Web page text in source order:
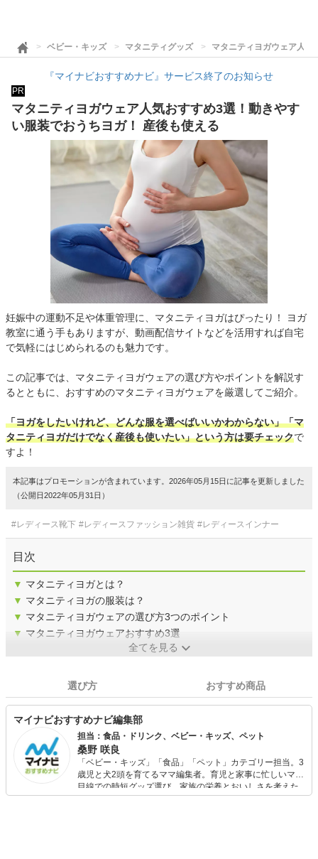
ベビー・キッズ マタニティグッズ マタニティヨガウェア人
『マイナビおすすめナビ』サービス終了のお知らせ
PR
マタニティヨガウェア人気おすすめ3選！動きやす
い服装でおうちヨガ！ 産後も使える
妊娠中の運動不足や体重管理に、マタニティヨガはぴったり！ ヨガ
教室に通う手もありますが、動画配信サイトなどを活用すれば自宅
で気軽にはじめられるのも魅力です。
この記事では、マタニティヨガウェアの選び方やポイントを解説す
るとともに、おすすめのマタニティヨガウェアを厳選してご紹介。
「ヨガをしたいけれど、どんな服を選べばいいかわからない」「マ
タニティヨガだけでなく産後も使いたい」という方は要チェックで
すよ！
本記事はプロモーションが含まれています。2026年05月15日に記事を更新しました
（公開日2022年05月31日）
#レディース靴下 #レディースファッション雑貨 #レディースインナー
目次
▼ マタニティヨガとは？
▼ マタニティヨガの服装は？
▼ マタニティヨガウェアの選び方3つのポイント
▼ マタニティヨガウェアおすすめ3選
全てを見る
選び方 おすすめ商品
マイナビおすすめナビ編集部
担当：食品・ドリンク、ベビー・キッズ、ペット
桑野 咲良
「ベビー・キッズ」「食品」「ペット」カテゴリー担当。3
歳児と犬2頭を育てるママ編集者。育児と家事に忙しいママ
目線での時短グッズ選び、家族の栄養とおいしさを考えた
食品選び、束の間のリラックスタイムを楽しむためのスイ